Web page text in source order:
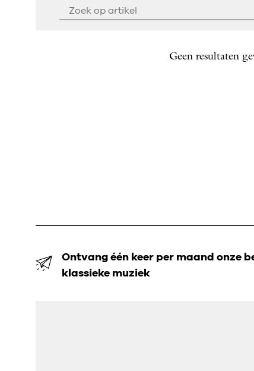
Geen resultaten
Ontvang één keer per maand onze
klassieke muziek